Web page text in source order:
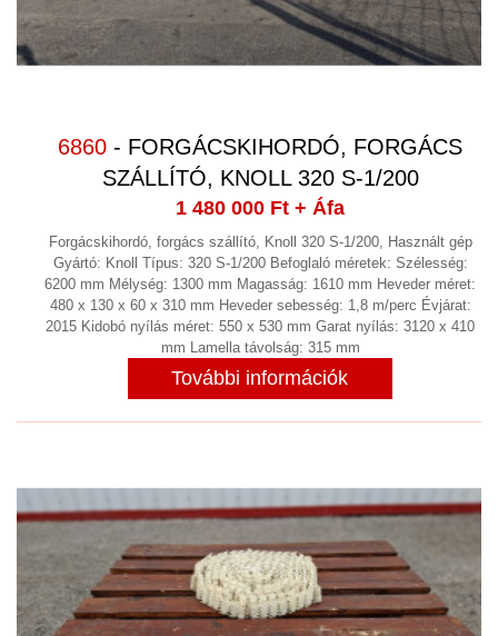
6860 - FORGÁCSKIHORDÓ, FORGÁCS
SZÁLLÍTÓ, KNOLL 320 S-1/200
1 480 000 Ft + Áfa
Forgácskihordó, forgács szállító, Knoll 320 S-1/200, Használt gép
Gyártó: Knoll Típus: 320 S-1/200 Befoglaló méretek: Szélesség:
6200 mm Mélység: 1300 mm Magasság: 1610 mm Heveder méret:
480 x 130 x 60 x 310 mm Heveder sebesség: 1,8 m/perc Évjárat:
2015 Kidobó nyílás méret: 550 x 530 mm Garat nyílás: 3120 x 410
mm Lamella távolság: 315 mm
További információk